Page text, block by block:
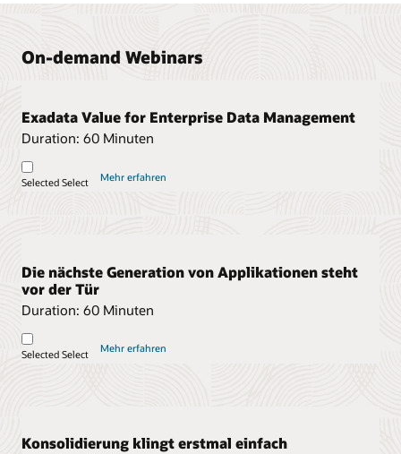
On-demand Webinars
Exadata Value for Enterprise Data Management
Duration: 60 Minuten
Selected Select Mehr erfahren
Die nächste Generation von Applikationen steht
vor der Tür
Duration: 60 Minuten
Selected Select Mehr erfahren
Konsolidierung klingt erstmal einfach